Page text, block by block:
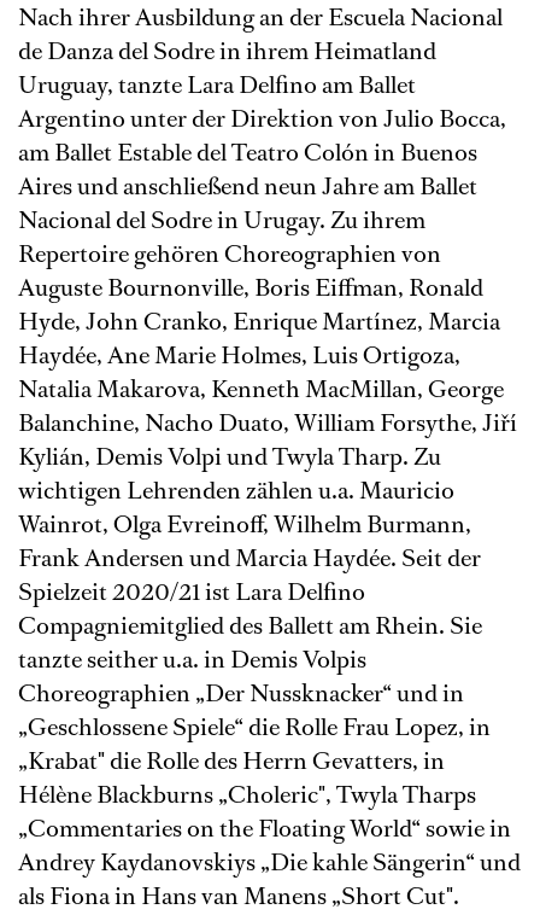
Nach ihrer Ausbildung an der Escuela Nacional
de Danza del Sodre in ihrem Heimatland
Uruguay, tanzte Lara Delfino am Ballet
Argentino unter der Direktion von Julio Bocca,
am Ballet Estable del Teatro Colón in Buenos
Aires und anschließend neun Jahre am Ballet
Nacional del Sodre in Urugay. Zu ihrem
Repertoire gehören Choreographien von
Auguste Bournonville, Boris Eiffman, Ronald
Hyde, John Cranko, Enrique Martínez, Marcia
Haydée, Ane Marie Holmes, Luis Ortigoza,
Natalia Makarova, Kenneth MacMillan, George
Balanchine, Nacho Duato, William Forsythe, Jiří
Kylián, Demis Volpi und Twyla Tharp. Zu
wichtigen Lehrenden zählen u.a. Mauricio
Wainrot, Olga Evreinoff, Wilhelm Burmann,
Frank Andersen und Marcia Haydée. Seit der
Spielzeit 2020/21 ist Lara Delfino
Compagniemitglied des Ballett am Rhein. Sie
tanzte seither u.a. in Demis Volpis
Choreographien „Der Nussknacker“ und in
„Geschlossene Spiele“ die Rolle Frau Lopez, in
„Krabat" die Rolle des Herrn Gevatters, in
Hélène Blackburns „Choleric", Twyla Tharps
„Commentaries on the Floating World“ sowie in
Andrey Kaydanovskiys „Die kahle Sängerin“ und
als Fiona in Hans van Manens „Short Cut".